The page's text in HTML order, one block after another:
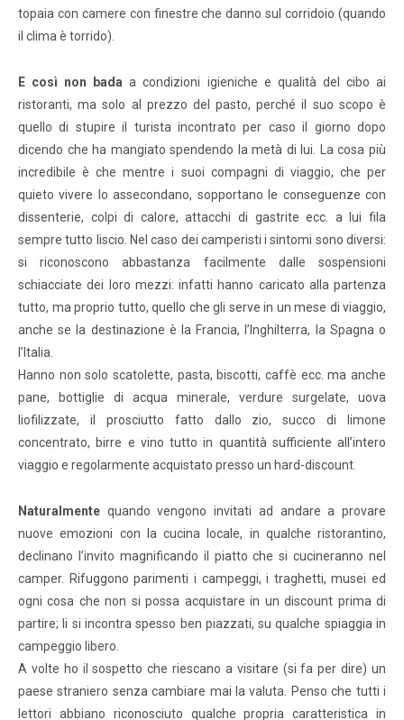
topaia con camere con finestre che danno sul corridoio (quando
il clima è torrido).
E così non bada a condizioni igieniche e qualità del cibo ai
ristoranti, ma solo al prezzo del pasto, perché il suo scopo è
quello di stupire il turista incontrato per caso il giorno dopo
dicendo che ha mangiato spendendo la metà di lui. La cosa più
incredibile è che mentre i suoi compagni di viaggio, che per
quieto vivere lo assecondano, sopportano le conseguenze con
dissenterie, colpi di calore, attacchi di gastrite ecc. a lui fila
sempre tutto liscio. Nel caso dei camperisti i sintomi sono diversi:
si riconoscono abbastanza facilmente dalle sospensioni
schiacciate dei loro mezzi: infatti hanno caricato alla partenza
tutto, ma proprio tutto, quello che gli serve in un mese di viaggio,
anche se la destinazione è la Francia, l’Inghilterra, la Spagna o
l’Italia.
Hanno non solo scatolette, pasta, biscotti, caffè ecc. ma anche
pane, bottiglie di acqua minerale, verdure surgelate, uova
liofilizzate, il prosciutto fatto dallo zio, succo di limone
concentrato, birre e vino tutto in quantità sufficiente all’intero
viaggio e regolarmente acquistato presso un hard-discount.
Naturalmente quando vengono invitati ad andare a provare
nuove emozioni con la cucina locale, in qualche ristorantino,
declinano l’invito magnificando il piatto che si cucineranno nel
camper. Rifuggono parimenti i campeggi, i traghetti, musei ed
ogni cosa che non si possa acquistare in un discount prima di
partire; li si incontra spesso ben piazzati, su qualche spiaggia in
campeggio libero.
A volte ho il sospetto che riescano a visitare (si fa per dire) un
paese straniero senza cambiare mai la valuta. Penso che tutti i
lettori abbiano riconosciuto qualche propria caratteristica in